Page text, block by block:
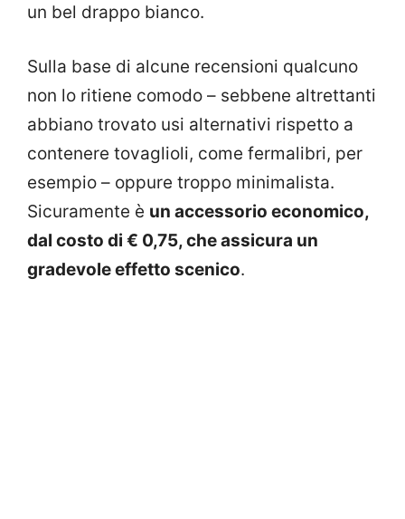
un bel drappo bianco.
Sulla base di alcune recensioni qualcuno
non lo ritiene comodo – sebbene altrettanti
abbiano trovato usi alternativi rispetto a
contenere tovaglioli, come fermalibri, per
esempio – oppure troppo minimalista.
Sicuramente è un accessorio economico,
dal costo di € 0,75, che assicura un
gradevole effetto scenico.